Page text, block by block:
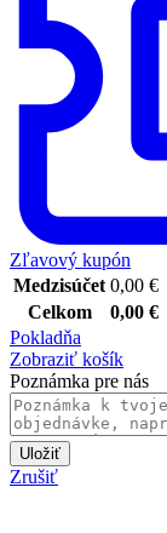
Zľavový kupón
Medzisúčet 0,00 €
Celkom
0,00 €
Pokladňa
Zobraziť košík
Poznámka pre nás
Uložiť
Zrušiť